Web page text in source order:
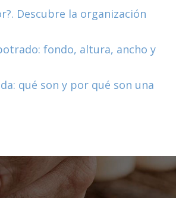
Descubre la organización
fondo, altura, ancho y
qué son y por qué son una